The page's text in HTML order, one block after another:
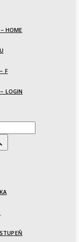
HOME
F
LOGIN